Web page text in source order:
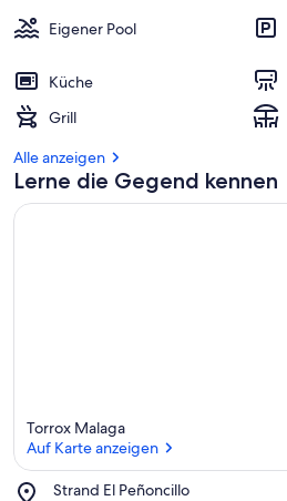
Eigener Pool
Küche
Grill
Alle anzeigen
Lerne die Gegend kennen
Torrox Malaga
Auf Karte anzeigen
Strand El Peñoncillo
Place,